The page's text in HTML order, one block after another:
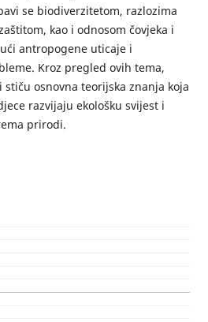
se biodiverzitetom, razlozima
kao i odnosom čovjeka i
antropogene uticaje i
Kroz pregled ovih tema,
osnovna teorijska znanja koja
razvijaju ekološku svijest i
prirodi.